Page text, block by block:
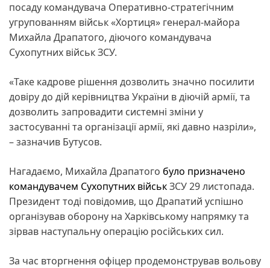
посаду командувача Оперативно-стратегічним
угрупованням військ «Хортиця» генерал-майора
Михайла Драпатого, діючого командувача
Сухопутних військ ЗСУ.
«Таке кадрове рішення дозволить значно посилити
довіру до дій керівництва України в діючій армії, та
дозволить запровадити системні зміни у
застосуванні та організації армії, які давно назріли»,
– зазначив Бутусов.
Нагадаємо, Михайла Драпатого було призначено
командувачем Сухопутних військЗСУ 29 листопада.
Президент тоді повідомив, що Драпатий успішно
організував оборону на Харківському напрямку та
зірвав наступальну операцію російських сил.
За час вторгнення офіцер продемонстрував вольову